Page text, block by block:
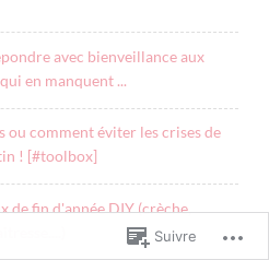
avec bienveillance aux
en manquent ...
ou comment éviter les crises de
! [#toolbox]
de fin d'année DIY (crèche,
Suivre